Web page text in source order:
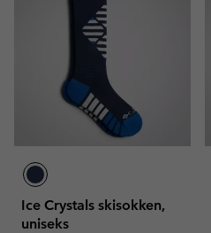
Ice Crystals skisokken,
uniseks